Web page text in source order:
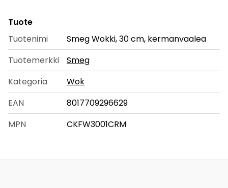
Tuote
Tuotenimi
Smeg Wokki, 30 cm, kermanvaalea
Tuotemerkki
Smeg
Kategoria
Wok
EAN
8017709296629
MPN
CKFW3001CRM